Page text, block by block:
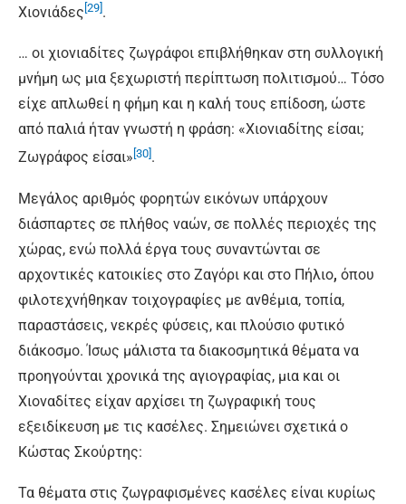
Χιονιάδες [29] .
… οι χιονιαδίτες ζωγράφοι επιβλήθηκαν στη συλλογική
μνήμη ως μια ξεχωριστή περίπτωση πολιτισμού… Τόσο
είχε απλωθεί η φήμη και η καλή τους επίδοση, ώστε
από παλιά ήταν γνωστή η φράση: «Χιονιαδίτης είσαι;
Ζωγράφος είσαι» [30].
Μεγάλος αριθμός φορητών εικόνων υπάρχουν
διάσπαρτες σε πλήθος ναών, σε πολλές περιοχές της
χώρας, ενώ πολλά έργα τους συναντώνται σε
αρχοντικές κατοικίες στο Ζαγόρι και στο Πήλιο, όπου
φιλοτεχνήθηκαν τοιχογραφίες με ανθέμια, τοπία,
παραστάσεις, νεκρές φύσεις, και πλούσιο φυτικό
διάκοσμο. Ίσως μάλιστα τα διακοσμητικά θέματα να
προηγούνται χρονικά της αγιογραφίας, μια και οι
Χιοναδίτες είχαν αρχίσει τη ζωγραφική τους
εξειδίκευση με τις κασέλες. Σημειώνει σχετικά ο
Κώστας Σκούρτης:
Τα θέματα στις ζωγραφισμένες κασέλες είναι κυρίως